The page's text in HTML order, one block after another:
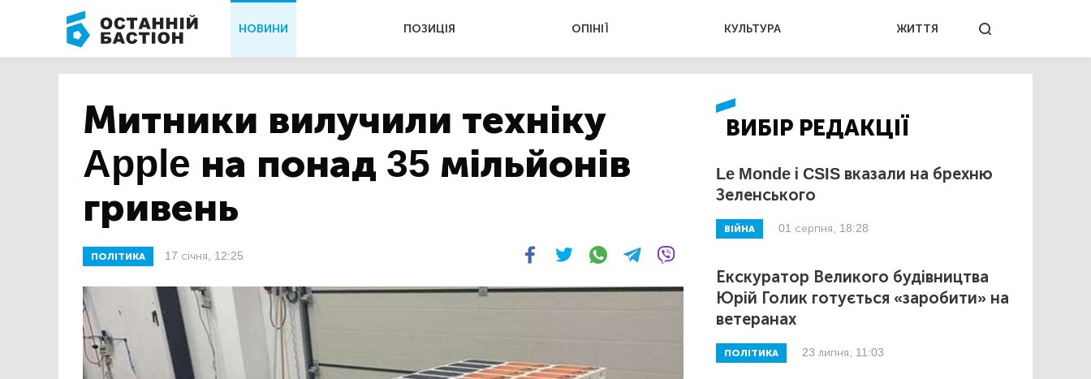
НОВИНИ ПОЗИЦІЯ ОПІНІЇ КУЛЬТУРА ЖИТТЯ
Митники вилучили техніку
Apple на понад 35 мільйонів
гривень
ПОЛІТИКА 17 січня, 12:25
ВИБІР РЕДАКЦІЇ
Le Monde і CSIS вказали на брехню
Зеленського
ВІЙНА 01 серпня, 18:28
Екскуратор Великого будівництва
Юрій Голик готується «заробити» на
ветеранах
ПОЛІТИКА 23 липня, 11:03